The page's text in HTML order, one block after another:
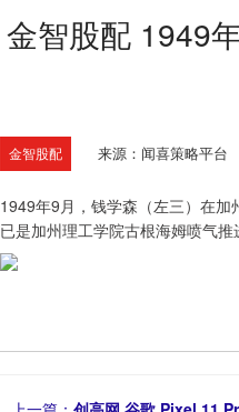
金智股配 1949
金智股配 来源：闻喜策略平台
1949年9月，钱学森（左三）在
已是加州理工学院古根海姆喷气